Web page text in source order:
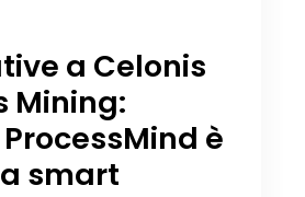
a Celonis
Mining:
è
smart